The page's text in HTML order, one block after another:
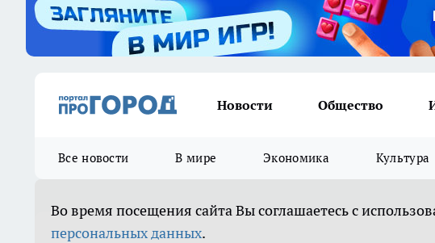
Новости Общество
Все новости В мире Экономика Культура
Во время посещения сайта Вы соглашаетесь с
персональных данных.